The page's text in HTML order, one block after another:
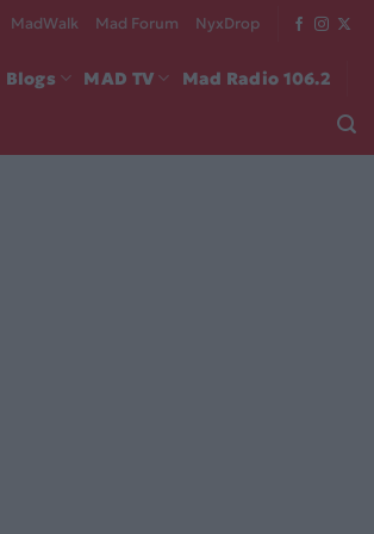
MadWalk Mad Forum NyxDrop
Blogs MAD TV Mad Radio 106.2